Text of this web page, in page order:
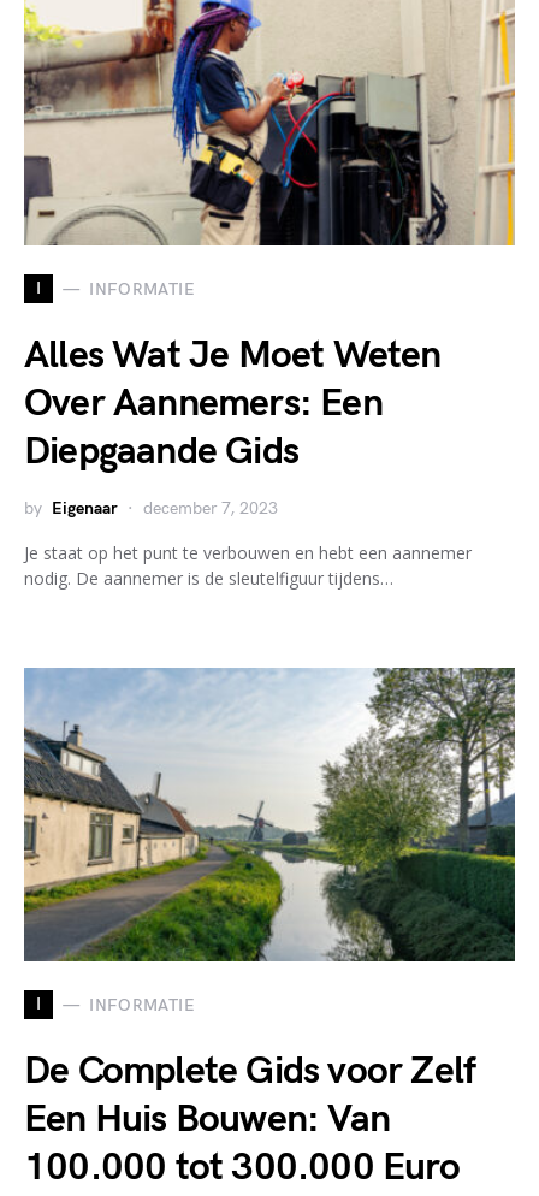
I INFORMATIE
Alles Wat Je Moet Weten
Over Aannemers: Een
Diepgaande Gids
by Eigenaar december 7, 2023
Je staat op het punt te verbouwen en hebt een aannemer
nodig. De aannemer is de sleutelfiguur tijdens…
I INFORMATIE
De Complete Gids voor Zelf
Een Huis Bouwen: Van
100.000 tot 300.000 Euro